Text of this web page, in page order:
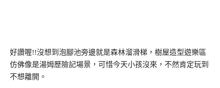
好讚喔!!沒想到泡腳池旁邊就是森林溜滑梯，樹屋造型遊樂區
仿佛像是湯姆歷險記場景，可惜今天小孩沒來，不然肯定玩到
不想離開。